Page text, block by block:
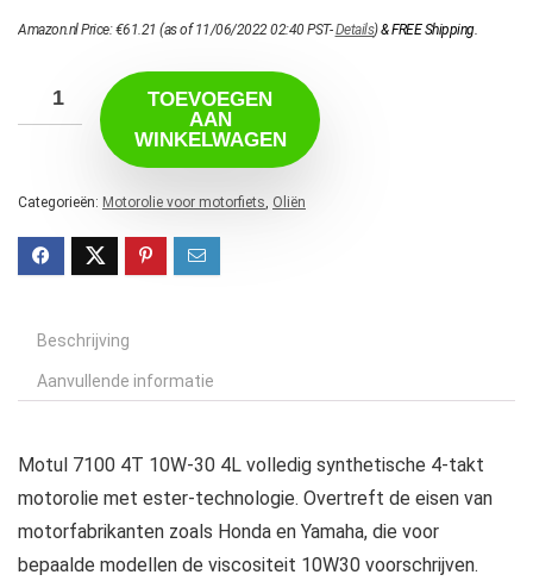
Amazon.nl Price:€61.21 (as of 11/06/2022 02:40 PST-Details)&FREE Shipping.
TOEVOEGEN
AAN
WINKELWAGEN
Categorieën: Motorolie voor motorfiets, Oliën
Beschrijving
Aanvullende informatie
Motul 7100 4T 10W-30 4L volledig synthetische 4-takt
motorolie met ester-technologie. Overtreft de eisen van
motorfabrikanten zoals Honda en Yamaha, die voor
bepaalde modellen de viscositeit 10W30 voorschrijven.